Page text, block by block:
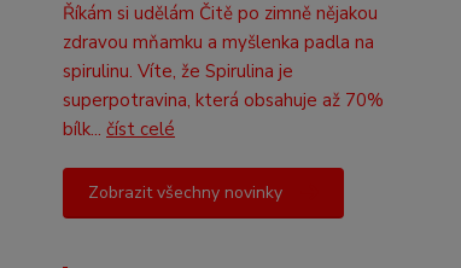
Říkám si udělám Čitě po zimně nějakou
zdravou mňamku a myšlenka padla na
spirulinu. Víte, že Spirulina je
superpotravina, která obsahuje až 70%
bílk... číst celé
Zobrazit všechny novinky